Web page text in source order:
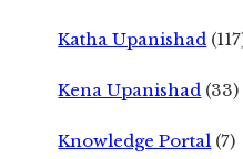
Katha Upanishad
Kena Upanishad (33)
Knowledge Portal (7)